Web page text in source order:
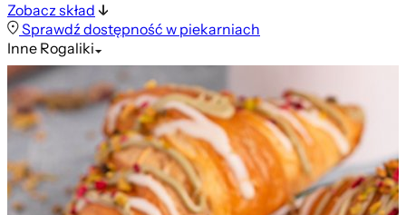
Zobacz skład
Sprawdź dostępność w piekarniach
InneRogaliki